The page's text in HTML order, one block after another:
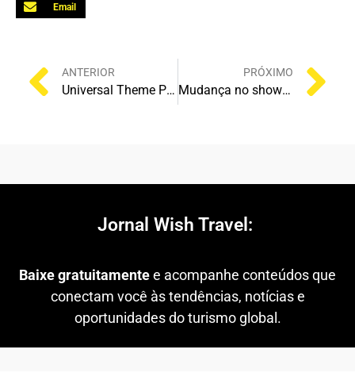
Email
ANTERIOR
Universal Theme Parks: The Exhibition estreia em 2026 e revela os bastidores dos parques
PRÓXIMO
Mudança no show Let the Magic Begin no Magic Kingdom
Jornal Wish Travel:
Baixe gratuitamentee acompanhe conteúdos que
conectam você às tendências, notícias e
oportunidades do turismo global.